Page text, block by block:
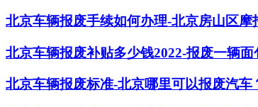
北京车辆报废手续如何办理-北京房山区摩
北京车辆报废补贴多少钱2022-报废一辆面
北京车辆报废标准-北京哪里可以报废汽车